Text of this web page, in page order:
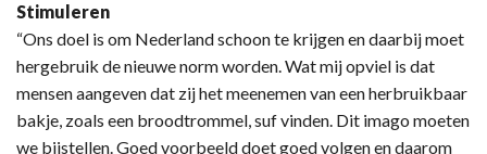
Stimuleren
“Ons doel is om Nederland schoon te krijgen en daarbij moet
hergebruik de nieuwe norm worden. Wat mij opviel is dat
mensen aangeven dat zij het meenemen van een herbruikbaar
bakje, zoals een broodtrommel, suf vinden. Dit imago moeten
we bijstellen. Goed voorbeeld doet goed volgen en daarom